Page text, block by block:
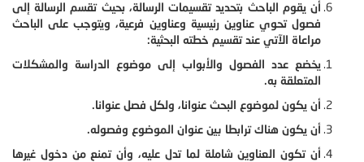
أن يقوم الباحث بتحديد تقسيمات الرسالة، بحيث تقسم الرسالة إلى
فصول تحوي عناوين رئيسية وعناوين فرعية، ويتوجب على الباحث
مراعاة الآتي عند تقسيم خطته البحثية:
يخضع عدد الفصول والأبواب إلى موضوع الدراسة والمشكلات
المتعلقة به.
أن يكون لموضوع البحث عنوانا، ولكل فصل عنوانا.
أن يكون هناك ترابطا بين عنوان الموضوع وفصوله.
أن تكون العناوين شاملة لما تدل عليه، وأن تمنع من دخول غيرها